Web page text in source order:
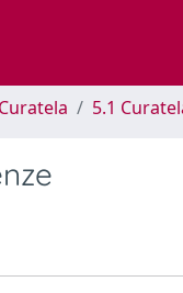
5.1